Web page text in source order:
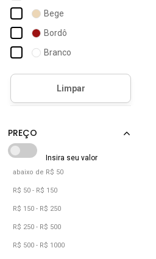
Bege
Bordô
Branco
Café
Cinza
Laranja
Lilás
Marrom
Nude
Off-white
abaixo de R$ 50
R$ 50 - R$ 150
R$ 150 - R$ 250
R$ 250 - R$ 500
R$ 500 - R$ 1000